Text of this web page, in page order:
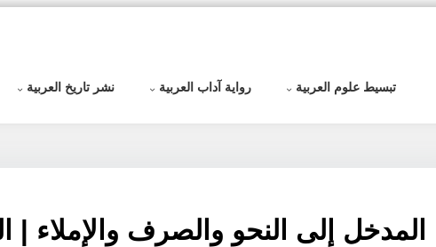
تبسيط علوم العربية رواية آداب العربية نشر تاريخ العربية
المدخل إلى النحو والصرف والإملاء |